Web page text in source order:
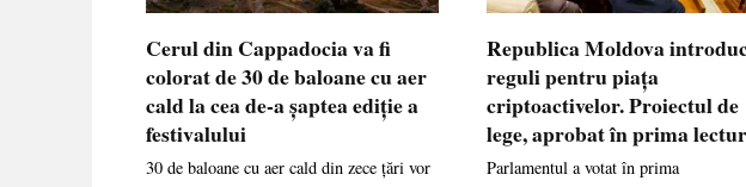
Cerul din Cappadocia va fi
colorat de 30 de baloane cu aer
cald la cea de-a șaptea ediție a
festivalului
30 de baloane cu aer cald din zece țări vor
Republica Moldova
reguli pentru piața
criptoactivelor. Proiectul de
lege, aprobat în prima
Parlamentul a votat în prima